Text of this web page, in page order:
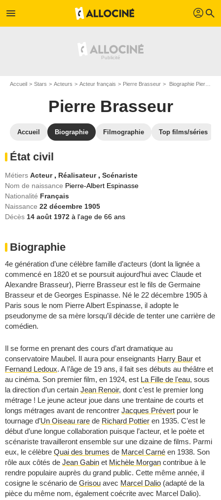
menu profil search
Accueil Stars Acteurs Acteur français Pierre Brasseur Biographie Pierre Brasseur
Pierre Brasseur
Accueil Biographie Filmographie Top films/séries
État civil
Métiers Acteur , Réalisateur , Scénariste
Nom de naissance Pierre-Albert Espinasse
Nationalité Français
Naissance 22 décembre 1905
Décès 14 août 1972 à l'age de 66 ans
Biographie
4e génération d’une célèbre famille d’acteurs (dont la lignée a
commencé en 1820 et se poursuit aujourd’hui avec Claude et
Alexandre Brasseur), Pierre Brasseur est le fils de Germaine
Brasseur et de Georges Espinasse. Né le 22 décembre 1905 à
Paris sous le nom Pierre Albert Espinasse, il adopte le
pseudonyme de sa mère lorsqu’il décide de tenter une carrière de
comédien.
Il se forme en prenant des cours d’art dramatique au
conservatoire Maubel. Il aura pour enseignants Harry Baur et
Fernand Ledoux. A l’âge de 19 ans, il fait ses débuts au théâtre et
au cinéma. Son premier film, en 1924, est La Fille de l'eau, sous
la direction d’un certain Jean Renoir, dont c’est le premier long
métrage ! Le jeune acteur joue dans une trentaine de courts et
longs métrages avant de rencontrer Jacques Prévert pour le
tournage d’Un Oiseau rare de Richard Pottier en 1935. C’est le
début d’une longue collaboration puisque l’acteur, et le poète et
scénariste travailleront ensemble sur une dizaine de films. Parmi
eux, le célèbre Quai des brumes de Marcel Carné en 1938. Son
rôle aux côtés de Jean Gabin et Michèle Morgan contribue à le
rendre populaire auprès du grand public. Cette même année, il
cosigne le scénario de Grisou avec Marcel Dalio (adapté de la
pièce du même nom, également coécrite avec Marcel Dalio).